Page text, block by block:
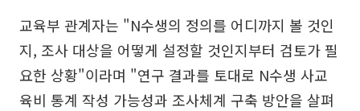
교육부 관계자는 "N수생의 정의를 어디까지 볼 것인
지, 조사 대상을 어떻게 설정할 것인지부터 검토가 필
요한 상황"이라며 "연구 결과를 토대로 N수생 사교
육비 통계 작성 가능성과 조사체계 구축 방안을 살펴